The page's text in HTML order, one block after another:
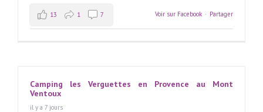
Voir sur Facebook · Partager
13 1 7
Camping les Verguettes en Provence au Mont
Ventoux
il y a 7 jours